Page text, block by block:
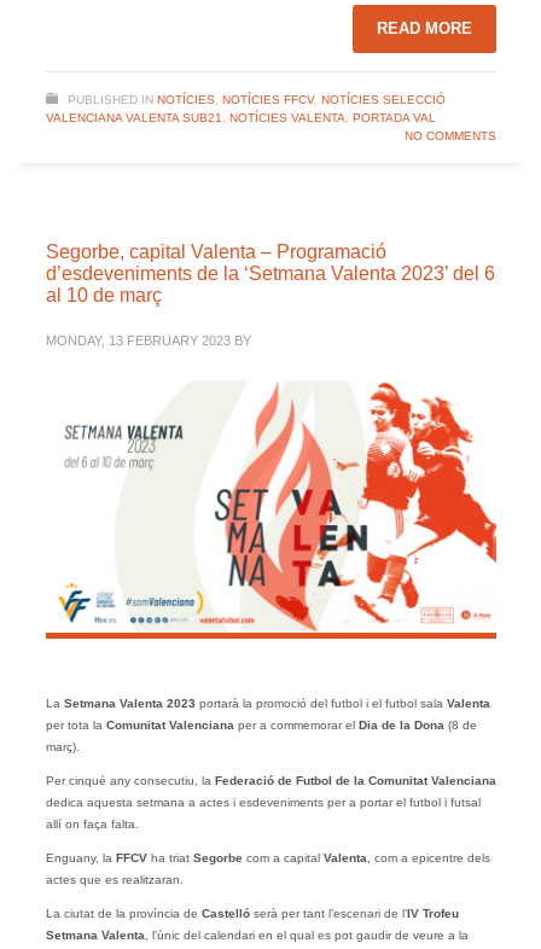
READ MORE
PUBLISHED IN NOTÍCIES, NOTÍCIES FFCV, NOTÍCIES SELECCIÓ
VALENCIANA VALENTA SUB21
NOTÍCIES VALENTA
PORTADA VAL
NO COMMENTS
Segorbe, capital Valenta – Programació
d’esdeveniments de la ‘Setmana Valenta 2023’ del 6
al 10 de març
MONDAY, 13 FEBRUARY 2023 BY
La Setmana Valenta 2023 portarà la promoció del futbol i el futbol sala Valenta
per tota la Comunitat Valencianaper a commemorar el Dia de la Dona(8 de
març).
Per cinqué any consecutiu, la Federació de Futbol de la Comunitat Valenciana
dedica aquesta setmana a actes i esdeveniments per a portar el futbol i futsal
allí on faça falta.
Enguany, la FFCV ha triat Segorbe com a capital Valenta, com a epicentre dels
actes que es realitzaran.
La ciutat de la província de Castelló serà per tant l’escenari de l’IV Trofeu
Setmana Valenta, l’únic del calendari en el qual es pot gaudir de veure a la